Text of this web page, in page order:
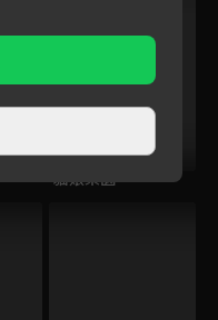
貓娘樂園